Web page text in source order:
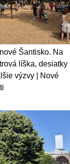
Šantisko. Na
líška, desiatky
výzvy | Nové